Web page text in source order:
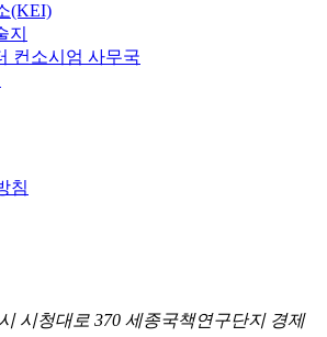
(KEI)
지
컨소시엄 사무국
침
시청대로 370 세종국책연구단지 경제